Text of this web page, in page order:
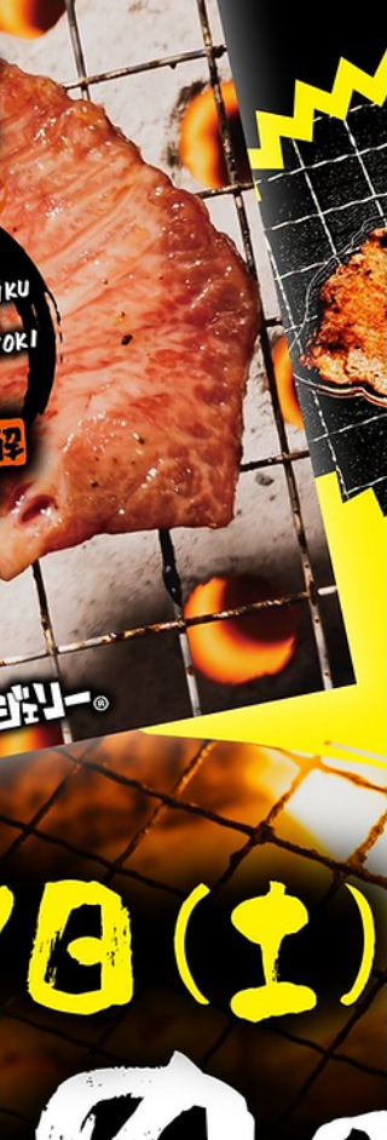
す🚄🚗🚞 （都会の人っていいですね…！！） さて、今回
目的は！ ＝＝＝＝＝＝＝＝＝＝＝＝＝＝＝＝＝＝＝＝＝
劇的マーダーミステリー「ヒトリス」 📗読み合わせカフ
プレミアム「かくりよ」 👮リアル脱出ゲーム「十人の憂
な容疑者」 🧚NoEscape「机上監獄デスクレイドルから
脱出」 ＝＝＝＝＝＝＝＝＝＝＝＝＝＝＝＝＝＝＝＝＝ ど
コンテンツも大変楽しかったです…！！✨ 今回は特に感
した「机上監獄デスクレイドルからの脱出」をネタバレ
しで紹介します。 （でも少しでも前情報入れたくない方
見ない方が良いかもです><💦） 「机上監獄デスクレイド
からの脱出」 🧚STORY 【妖精族】【巨人族】【魚人族
【猿